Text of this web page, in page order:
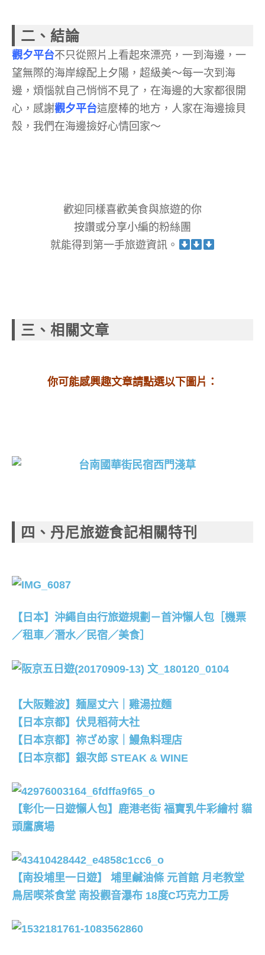
二、結論
觀夕平台不只從照片上看起來漂亮，一到海邊，一
望無際的海岸線配上夕陽，超級美～每一次到海
邊，煩惱就自己悄悄不見了，在海邊的大家都很開
心，感謝觀夕平台這麼棒的地方，人家在海邊撿貝
殼，我們在海邊撿好心情回家～
歡迎同樣喜歡美食與旅遊的你
按讚或分享小編的粉絲團
就能得到第一手旅遊資訊。
三、相關文章
你可能感興趣文章請點選以下圖片：
四、丹尼旅遊食記相關特刊
【日本】沖繩自由行旅遊規劃－首沖懶人包［機票
／租車／潛水／民宿／美食］
【大阪難波】麺屋丈六｜雞湯拉麵
【日本京都】伏見稻荷大社
【日本京都】祢ざめ家｜鰻魚料理店
【日本京都】銀次郎 STEAK & WINE
【彰化一日遊懶人包】鹿港老街 福寶乳牛彩繪村 貓
頭鷹廣場
【南投埔里一日遊】 埔里鹹油條 元首館 月老教堂
鳥居喫茶食堂 南投觀音瀑布 18度C巧克力工房